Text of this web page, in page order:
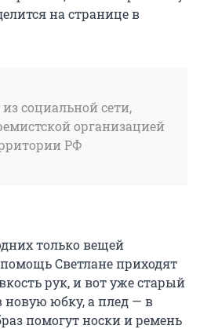
на странице в
социальной сети,
организацией
РФ
только вещей
Светлане приходят
рук, и вот уже старый
юбку, а плед — в
помогут носки и ремень